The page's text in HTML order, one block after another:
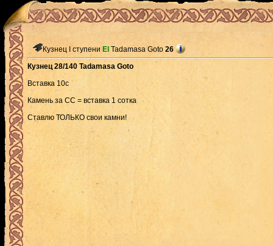
Кузнец I ступени El Tadamasa Goto 26
Кузнец 28/140 Tadamasa Goto
Вставка 10с
Камень за СС = вставка 1 сотка
Ставлю ТОЛЬКО свои камни!